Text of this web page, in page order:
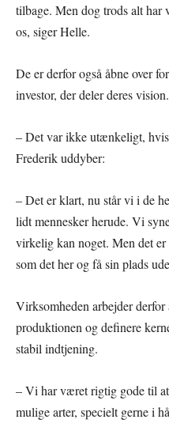
tilbage. Men dog trods alt har
os, siger Helle.
De er derfor også åbne over
investor, der deler deres vision.
– Det var ikke utænkeligt,
Frederik uddyber:
– Det er klart, nu står vi i de
lidt mennesker herude. Vi
virkelig kan noget. Men det
som det her og få sin plads
Virksomheden arbejder
produktionen og definere
stabil indtjening.
– Vi har været rigtig gode til
mulige arter, specielt gerne i